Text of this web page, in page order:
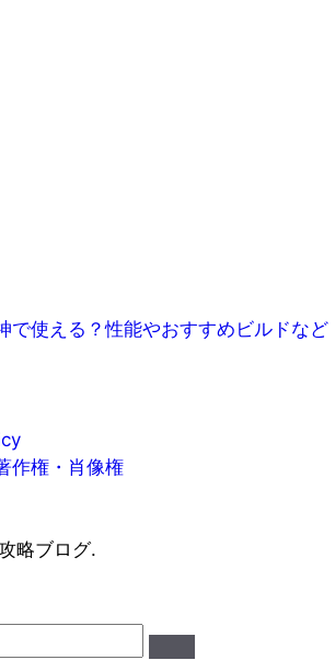
で使える？性能やおすすめビルドなど
作権・肖像権
略ブログ.